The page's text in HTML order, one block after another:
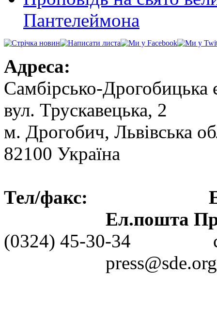
Пантелеймона
Адреса:
Самбірсько-Дрогобицька
вул. Трускавецька, 2
м. Дрогобич, Львівська
82100 Україна
Тел/факс:
Ел.пошта
(0324) 45-30-